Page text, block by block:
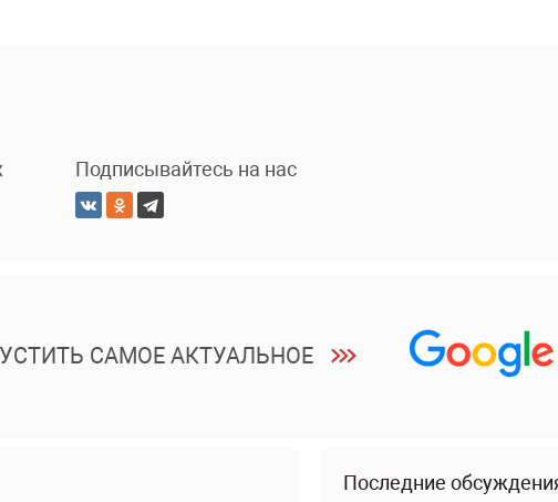
Подписывайтесь на нас
САМОЕ АКТУАЛЬНОЕ
Последние